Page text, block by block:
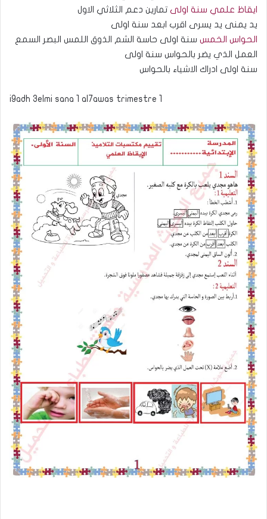
ايقاظ علمي سنة اولى تمارين دعم الثلاثي الاول
يد يمنى يد يسرى اقرب ابعد سنة اولى
الحواس الخمس سنة اولى حاسة الشم الذوق اللمس البصر السمع
العمل الذي يضر بالحواس سنة اولى
سنة اولى ادراك الاشياء بالحواس
i9adh 3elmi sana 1 al7awas trimestre 1